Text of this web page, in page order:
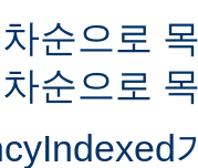
순으로
순으로